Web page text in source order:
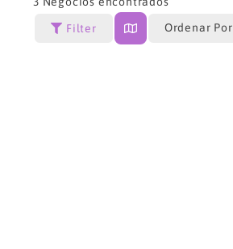
Filter Ordenar Por